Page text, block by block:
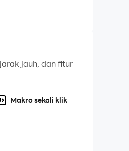
Julius
jauh, dan fitur
Makro sekali klik